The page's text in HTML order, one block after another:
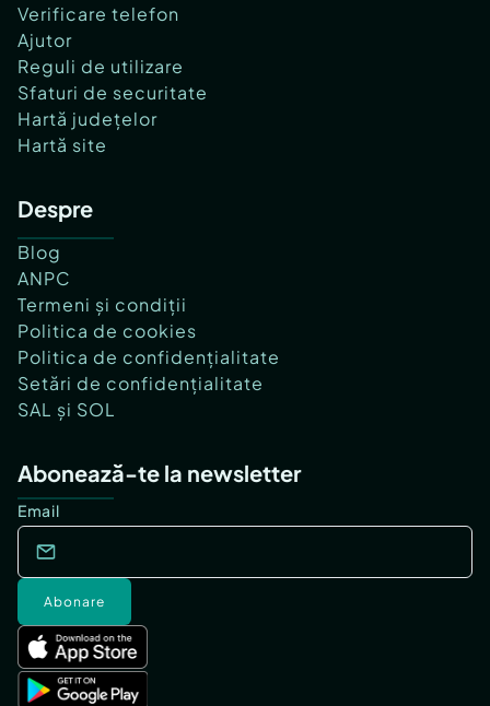
Verificare telefon
Ajutor
Reguli de utilizare
Sfaturi de securitate
Hartă județelor
Hartă site
Despre
Blog
ANPC
Termeni și condiții
Politica de cookies
Politica de confidențialitate
Setări de confidențialitate
SAL și SOL
Abonează-te la newsletter
Email
Abonare